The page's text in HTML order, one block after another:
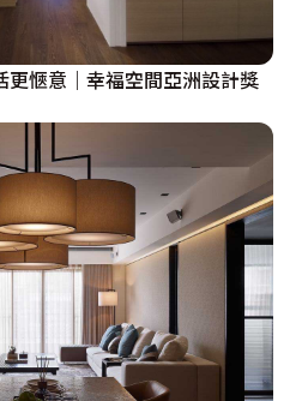
愜意｜幸福空間亞洲設計獎